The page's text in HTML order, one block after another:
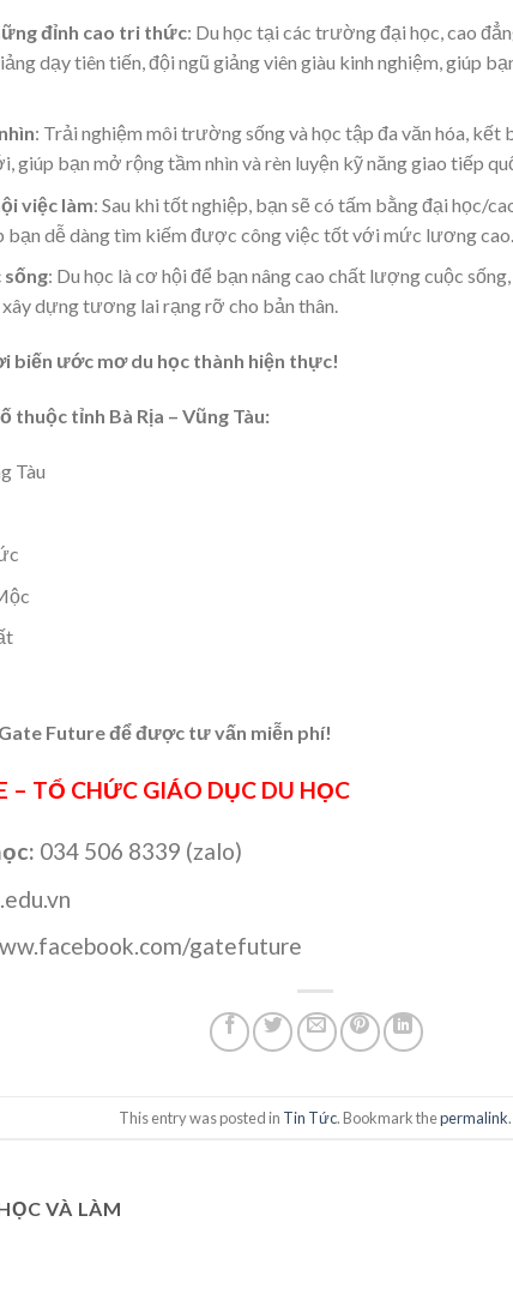
đỉnh cao tri thức: Du học tại các trường đại học, cao
dạy tiên tiến, đội ngũ giảng viên giàu kinh nghiệm, giúp
: Trải nghiệm môi trường sống và học tập đa văn hóa, kết
giúp bạn mở rộng tầm nhìn và rèn luyện kỹ năng giao tiếp
việc làm: Sau khi tốt nghiệp, bạn sẽ có tấm bằng đại học/
bạn dễ dàng tìm kiếm được công việc tốt với mức lương cao.
sống: Du học là cơ hội để bạn nâng cao chất lượng cuộc
dựng tương lai rạng rỡ cho bản thân.
biến ước mơ du học thành hiện thực!
thuộc tỉnh Bà Rịa – Vũng Tàu:
Tàu
Future để được tư vấn miễn phí!
– TỔ CHỨC GIÁO DỤC DU HỌC
034 506 8339 (zalo)
gatefuture
This entry was posted in Tin Tức. Bookmark thepermalink.
VÀ LÀM